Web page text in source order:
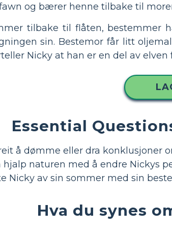
og bærer henne tilbake til
tilbake til flåten, bestemmer
sin. Bestemor får litt
Nicky at han er en del av
Essential
å dømme eller dra konklusjoner
hjalp naturen med å endre Nickys
Nicky av sin sommer med sin
Hva du synes